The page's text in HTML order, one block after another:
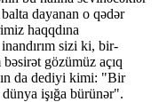
dayanan o qədər
haqqdına
sizi ki, bir-
gözümüz açıq
da dediyi kimi: "Bir
işığa bürünər".